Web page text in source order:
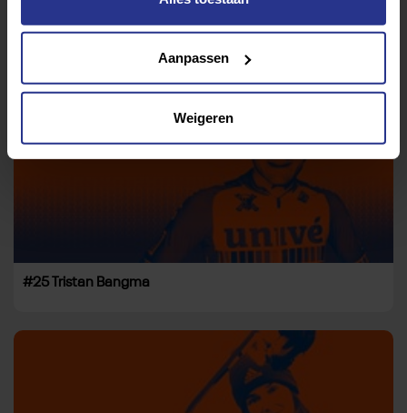
Aanpassen
Weigeren
Andere podcasts afleveringen
#25 Tristan Bangma